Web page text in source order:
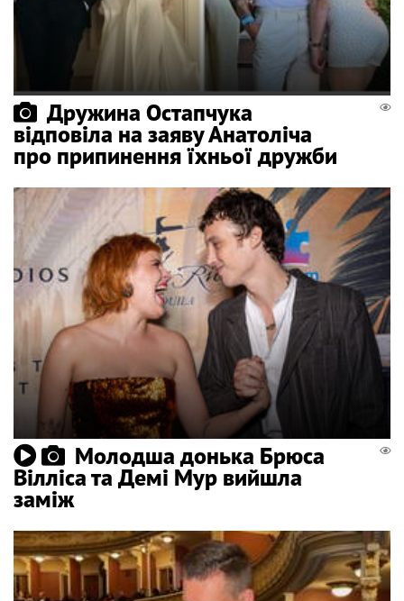
Дружина Остапчука
відповіла на заяву Анатоліча
про припинення їхньої дружби
Молодша донька Брюса
Вілліса та Демі Мур вийшла
заміж